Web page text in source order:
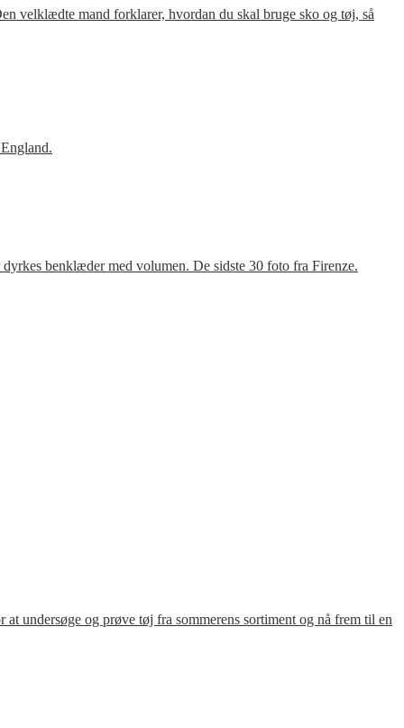
velklædte mand forklarer, hvordan du skal bruge sko og tøj, så
benklæder med volumen. De sidste 30 foto fra Firenze.
undersøge og prøve tøj fra sommerens sortiment og nå frem til en